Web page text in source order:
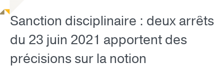
Sanction disciplinaire : deux arrêts
du 23 juin 2021 apportent des
précisions sur la notion